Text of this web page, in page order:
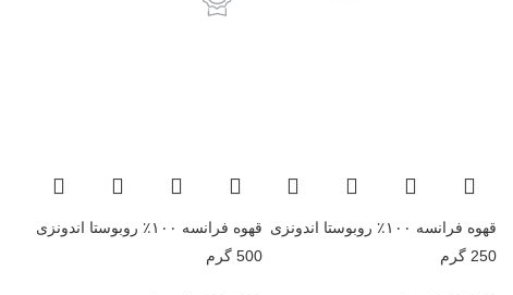
قهوه فرانسه ۱۰۰٪ روبوستا اندونزی
250 گرم
قهوه فرانسه ۱۰۰٪ روبوستا اندونزی
500 گرم